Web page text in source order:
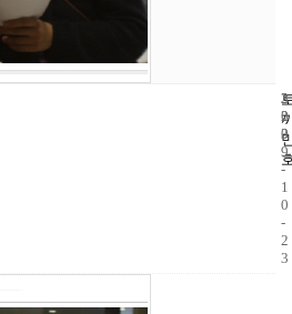
3
2
3
2
0
0
9
-
1
0
-
2
3